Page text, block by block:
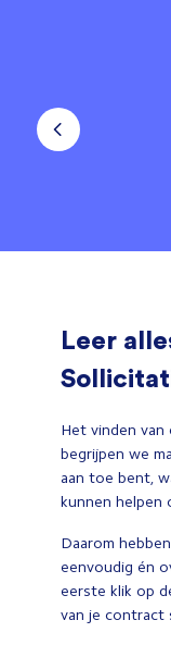
Leer
Het vinden van
begrijpen we
aan toe bent,
kunnen helpen
Daarom
eenvoudig én
eerste klik op
van je contract